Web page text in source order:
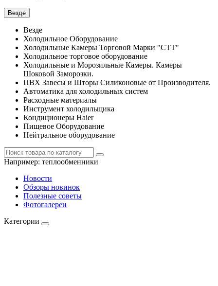
Везде
Везде
Холодильное Оборудование
Холодильные Камеры Торговой Марки "СТТ"
Холодильное торговое оборудование
Холодильные и Морозильные Камеры. Камеры
Шоковой Заморозки.
ПВХ Завесы и Шторы Силиконовые от Производителя.
Автоматика для холодильных систем
Расходные материалы
Инструмент холодильщика
Кондиционеры Haier
Пищевое Оборудование
Нейтральное оборудование
Например: теплообменники
Новости
Обзоры новинок
Полезные советы
Фотогалереи
Категории